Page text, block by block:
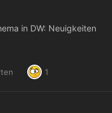
in DW: Neuigkeiten
1